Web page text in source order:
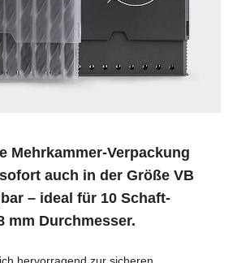
Mehrkammer-Verpackung
auch in der Größe VB
– ideal für 10 Schaft-
mm Durchmesser.